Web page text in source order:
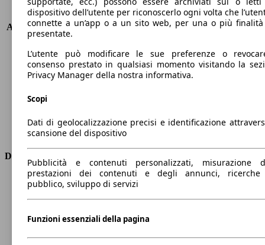
KW (PS)
85 kW (115 PS)
Accelerazione (0-100 km/h) 11.2s
Velocità massima (km/h)
Numero di marce
7
Coppia
250 nm
Cilindrata
1598 ccm
Cilindri
Trasmissione
Automatico
Tipo di trazione
trazione anteriore
Dimensioni
Lunghezza
4380 mm
Passo
2620 mm
dispositivo dell’utente per riconoscerlo ogni volta che
connette a un’app o a un sito web, per una o più
presentate.
L’utente può modificare le sue preferenze o
consenso prestato in qualsiasi momento visitando la
Privacy Manager della nostra informativa.
Scopi
Dati di geolocalizzazione precisi e identificazione
scansione del dispositivo
Pubblicità e contenuti personalizzati, misurazione
prestazioni dei contenuti e degli annunci,
pubblico, sviluppo di servizi
Funzioni essenziali della pagina